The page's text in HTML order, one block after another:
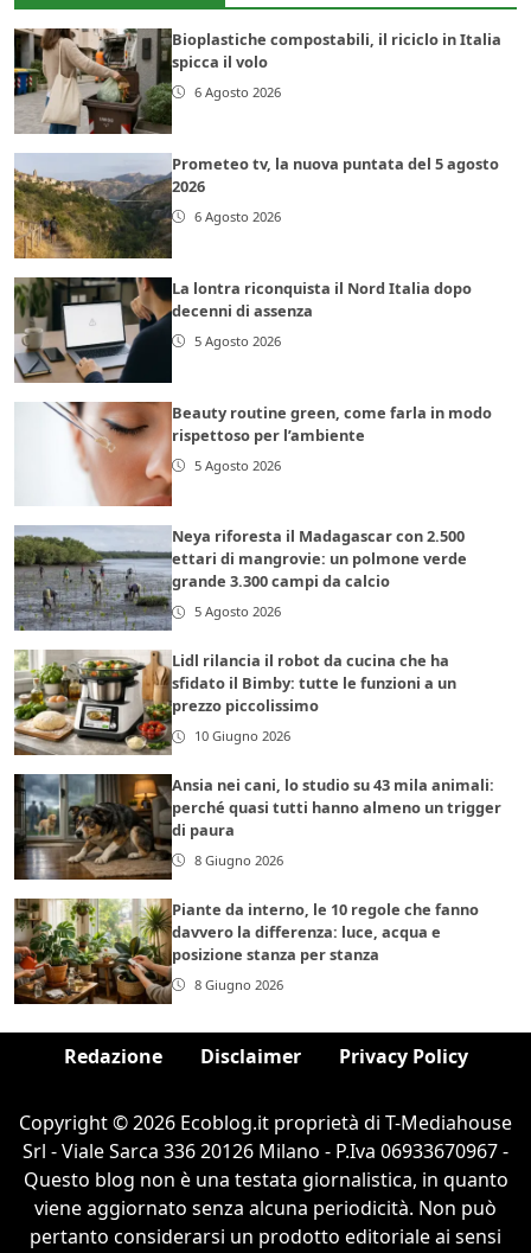
Bioplastiche compostabili, il riciclo in Italia
spicca il volo
6 Agosto 2026
Prometeo tv, la nuova puntata del 5 agosto
2026
6 Agosto 2026
La lontra riconquista il Nord Italia dopo
decenni di assenza
5 Agosto 2026
Beauty routine green, come farla in modo
rispettoso per l’ambiente
5 Agosto 2026
Neya riforesta il Madagascar con 2.500
ettari di mangrovie: un polmone verde
grande 3.300 campi da calcio
5 Agosto 2026
Lidl rilancia il robot da cucina che ha
sfidato il Bimby: tutte le funzioni a un
prezzo piccolissimo
10 Giugno 2026
Ansia nei cani, lo studio su 43 mila animali:
perché quasi tutti hanno almeno un trigger
di paura
8 Giugno 2026
Piante da interno, le 10 regole che fanno
davvero la differenza: luce, acqua e
posizione stanza per stanza
8 Giugno 2026
Redazione Disclaimer Privacy Policy
Copyright © 2026 Ecoblog.it proprietà di T-Mediahouse
Srl - Viale Sarca 336 20126 Milano - P.Iva 06933670967 -
Questo blog non è una testata giornalistica, in quanto
viene aggiornato senza alcuna periodicità. Non può
pertanto considerarsi un prodotto editoriale ai sensi